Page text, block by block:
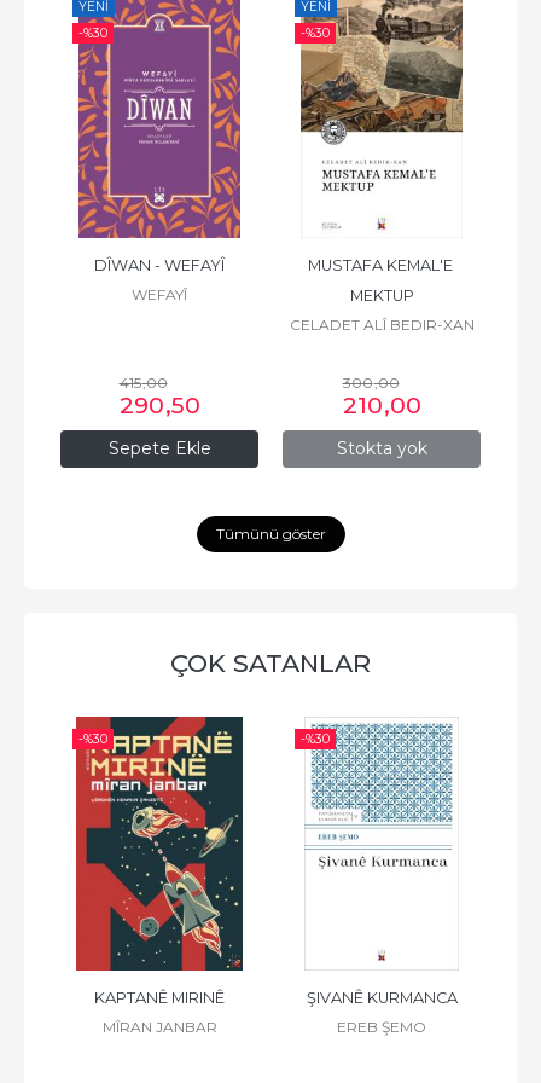
YENI
-%30
Sepete Ekle
DÎWAN - WEFAYÎ
WEFAYÎ
415,00
290,50
YENI
-%30
Stokta yok
MUSTAFA KEMAL'E
MEKTUP
CELADET ALÎ BEDIR-XAN
300,00
210,00
Tümünü göster
ÇOK SATANLAR
-%30
KAPTANÊ MIRINÊ
MÎRAN JANBAR
-%30
ŞIVANÊ KURMANCA
EREB ŞEMO